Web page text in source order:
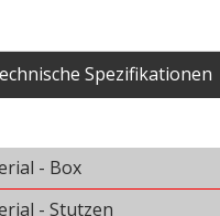
Spezifikationen
- Box
- Stutzen